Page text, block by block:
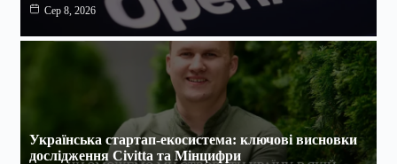
Сер 8, 2026
Українська стартап-екосистема: ключові висновки
дослідження Civitta та Мінцифри